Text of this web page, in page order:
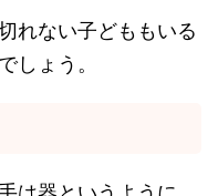
れない子どももいる
しょう。